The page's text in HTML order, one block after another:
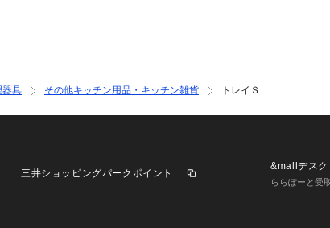
器具 その他キッチン用品・キッチン雑貨 トレイＳ
三井ショッピングパークポイント
&mallデスク
ららぽーと受